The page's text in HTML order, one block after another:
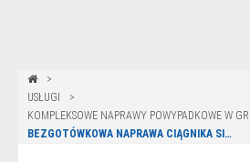
USŁUGI
KOMPLEKSOWE NAPRAWY POWYPADKOWE W
BEZGOTÓWKOWA NAPRAWA CIĄGNIKA SIODŁOWEGO DAF Z POLISY ALLIANZ W OPOLU